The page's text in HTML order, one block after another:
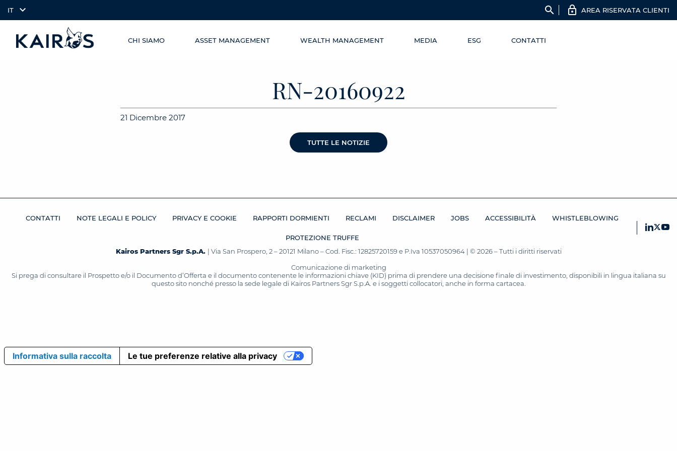
IT search AREA RISERVATA CLIENTI
CHI SIAMO ASSET MANAGEMENT WEALTH MANAGEMENT MEDIA ESG CONTATTI
RN-20160922
21 Dicembre 2017
TUTTE LE NOTIZIE
CONTATTI NOTE LEGALI E POLICY PRIVACY E COOKIE RAPPORTI DORMIENTI RECLAMI DISCLAIMER JOBS ACCESSIBILITÀ WHISTLEBLOWING
PROTEZIONE TRUFFE
Kairos Partners Sgr S.p.A. | Via San Prospero, 2 – 20121 Milano – Cod. Fisc.: 12825720159 e P.Iva 10537050964 | © 2026 – Tutti i diritti riservati
Comunicazione di marketing
Si prega di consultare il Prospetto e/o il Documento d’Offerta e il documento contenente le informazioni chiave (KID) prima di prendere una decisione finale di investimento, disponibili in lingua italiana su
questo sito nonché presso la sede legale di Kairos Partners Sgr S.p.A. e i soggetti collocatori, anche in forma cartacea.
Informativa sulla raccolta Le tue preferenze relative alla privacy